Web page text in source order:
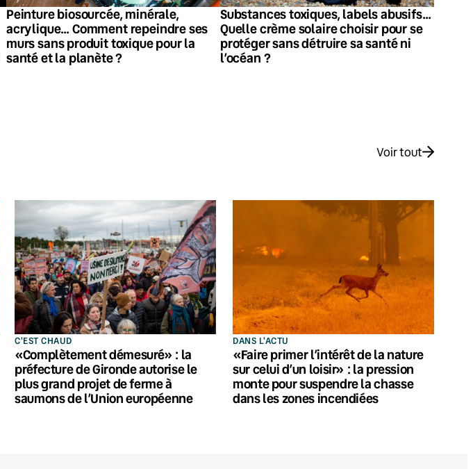
Peinture biosourcée, minérale,
acrylique… Comment repeindre ses
murs sans produit toxique pour la
santé et la planète ?
Substances toxiques, labels abusifs…
Quelle crème solaire choisir pour se
protéger sans détruire sa santé ni
l’océan ?
Voir tout
C'EST CHAUD
«Complètement démesuré» : la
préfecture de Gironde autorise le
plus grand projet de ferme à
saumons de l’Union européenne
DANS L'ACTU
«Faire primer l’intérêt de la nature
sur celui d’un loisir» : la pression
monte pour suspendre la chasse
dans les zones incendiées